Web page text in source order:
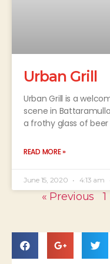
Urban Grill
Urban Grill is a
scene in
a frothy glass of beer
READ MORE »
June 15, 2020 4:13 am
« Previous 1